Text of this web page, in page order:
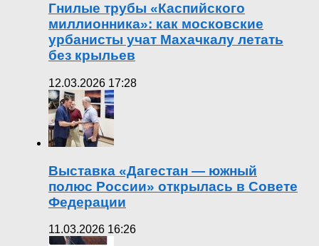
Гнилые трубы «Каспийского
миллионника»: как московские
урбанисты учат Махачкалу летать
без крыльев
12.03.2026 17:28
Выставка «Дагестан — южный
полюс России» открылась в Совете
Федерации
11.03.2026 16:26